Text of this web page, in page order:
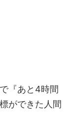
『あと4時間
ができた人間